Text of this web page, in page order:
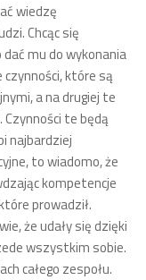
wiedzę
Chcąc się
mu do wykonania
które są
a na drugiej te
te będą
najbardziej
to wiadomo, że
kompetencje
prowadził.
że udały się dzięki
wszystkim sobie.
całego zespołu.